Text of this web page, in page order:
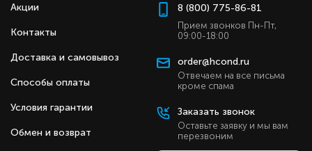
Акции
Контакты
Доставка и самовывоз
Способы оплаты
Условия гарантии
Обмен и возврат
8 (800) 775-86-81
Прием звонков Пн-Пт,
09:00-18:00
order@hcond.ru
Отвечаем на все письма
кроме спама
Заказать звонок
Оставьте заявку и мы вам
перезвоним